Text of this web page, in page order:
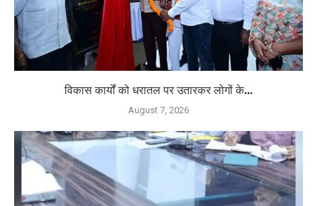
विकास कार्यों को धरातल पर उतारकर लोगों के...
August 7, 2026